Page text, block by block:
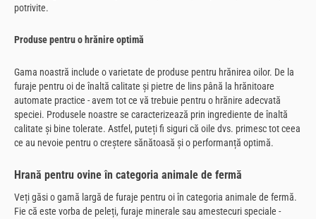
potrivite.
Produse pentru o hrănire optimă
Gama noastră include o varietate de produse pentru hrănirea oilor. De la
furaje pentru oi de înaltă calitate și pietre de lins până la hrănitoare
automate practice - avem tot ce vă trebuie pentru o hrănire adecvată
speciei. Produsele noastre se caracterizează prin ingrediente de înaltă
calitate și bine tolerate. Astfel, puteți fi siguri că oile dvs. primesc tot ceea
ce au nevoie pentru o creștere sănătoasă și o performanță optimă.
Hrană pentru ovine în categoria animale de fermă
Veți găsi o gamă largă de furaje pentru oi în categoria animale de fermă.
Fie că este vorba de peleți, furaje minerale sau amestecuri speciale -